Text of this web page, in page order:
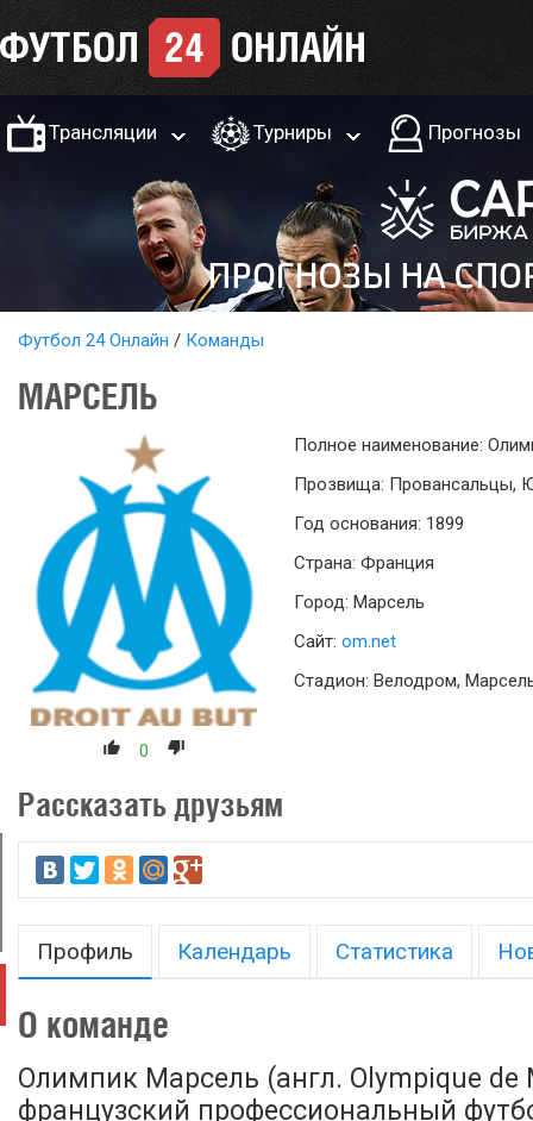
Трансляции Турниры Прогнозы
Футбол 24 Онлайн Команды
МАРСЕЛЬ
0
Полное наименование:
Прозвища: Провансальцы,
Год основания: 1899
Страна: Франция
Город: Марсель
Сайт: om.net
Стадион: Велодром,
Рассказать друзьям
Профиль Календарь Статистика
О команде
Олимпик Марсель (англ. Olympique de
французский профессиональный